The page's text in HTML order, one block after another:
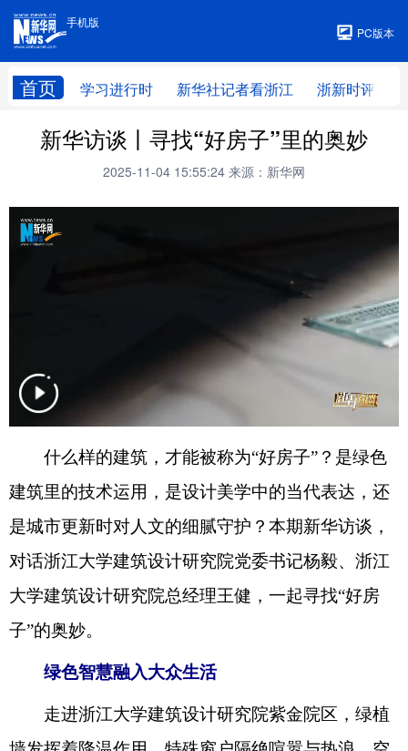
手机版
PC版本
首页 学习进行时 新华社记者看浙江 浙新时评
手机版
新华访谈丨寻找“好房子”里的奥妙
2025-11-04 15:55:24 来源：新华网
什么样的建筑，才能被称为“好房子”？是绿色
建筑里的技术运用，是设计美学中的当代表达，还
是城市更新时对人文的细腻守护？本期新华访谈，
对话浙江大学建筑设计研究院党委书记杨毅、浙江
大学建筑设计研究院总经理王健，一起寻找“好房
子”的奥妙。
绿色智慧融入大众生活
走进浙江大学建筑设计研究院紫金院区，绿植